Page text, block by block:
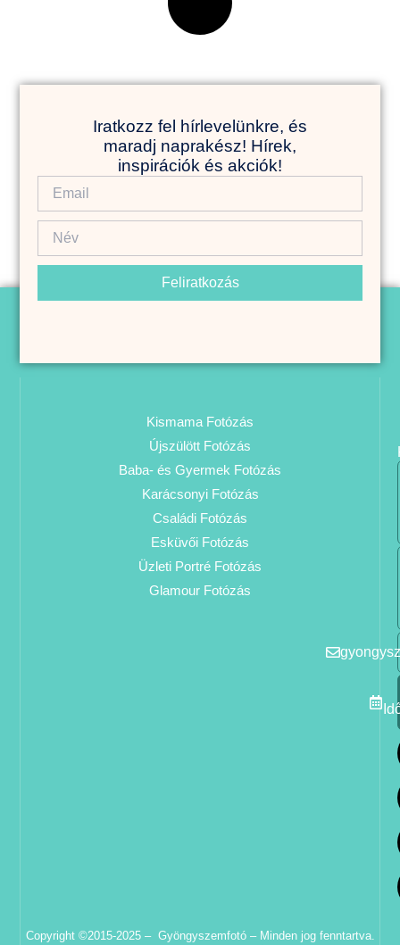
Iratkozz fel hírlevelünkre, és
maradj naprakész! Hírek,
inspirációk és akciók!
Feliratkozás
Kismama Fotózás
Újszülött Fotózás
Baba- és Gyermek Fotózás
Karácsonyi Fotózás
Családi Fotózás
Esküvői Fotózás
Üzleti Portré Fotózás
Glamour Fotózás
Copyright ©2015-2025 – Gyöngyszemfotó – Minden jog fenntartva.